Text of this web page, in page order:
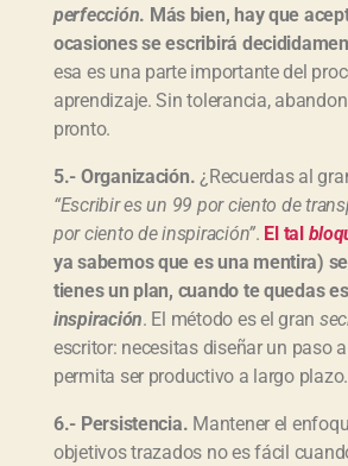
perfección. Más bien, hay que
ocasiones se escribirá
esa es una parte importante del
aprendizaje. Sin tolerancia,
pronto.
5.- Organización. ¿Recuerdas al
“Escribir es un 99 por ciento de
por ciento de inspiración”. El tal
ya sabemos que es una mentira)
tienes un plan, cuando te quedas
inspiración. El método es el gran
escritor: necesitas diseñar un paso
permita ser productivo a largo plazo.
6.- Persistencia. Mantener el
objetivos trazados no es fácil